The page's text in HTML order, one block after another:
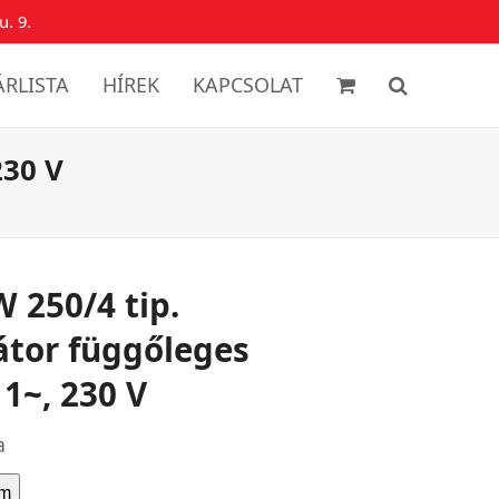
9.
HÍREK KAPCSOLAT
V
250/4 tip.
függőleges
230 V